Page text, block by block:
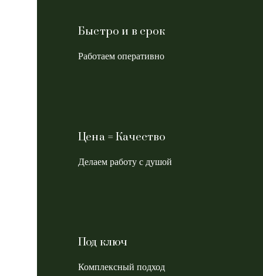
Быстро и в срок
Работаем оперативно
Цена = Качество
Делаем работу с душой
Под ключ
Комплексный подход